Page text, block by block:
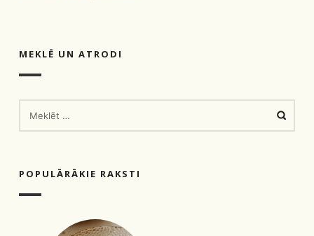
MEKLĒ UN ATRODI
POPULĀRĀKIE RAKSTI